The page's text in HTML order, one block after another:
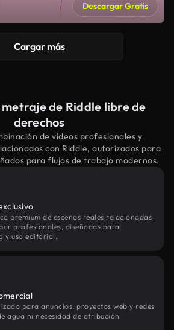
Descargar Gratis
Cargar más
metraje de Riddle libre de
derechos
de vídeos profesionales y
con Riddle, autorizados para
para flujos de trabajo modernos.
premium de escenas reales relacionadas
profesionales, diseñadas para
y uso editorial.
para anuncios, proyectos web y redes
agua ni necesidad de atribución